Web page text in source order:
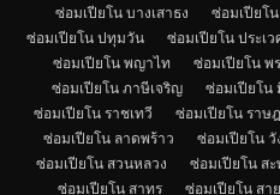
ซ่อมเปียโน บางเสาธง
ซ่อมเปียโ
ซ่อมเปียโน ปทุมวัน
ซ่อมเปียโน ประเว
ซ่อมเปียโน พญาไท
ซ่อมเปียโน พ
ซ่อมเปียโน ภาษีเจริญ
ซ่อมเปียโน
ซ่อมเปียโน ราชเทวี
ซ่อมเปียโน ราษ
ซ่อมเปียโน ลาดพร้าว
ซ่อมเปียโน วั
ซ่อมเปียโน สวนหลวง
ซ่อมเปียโน ส
ซ่อมเปียโน สาทร
ซ่อมเปียโน สา